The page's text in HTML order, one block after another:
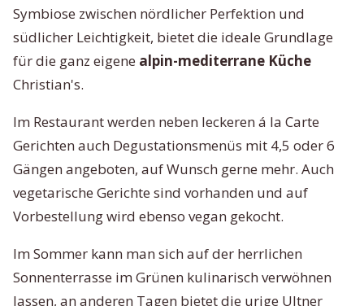
Symbiose zwischen nördlicher Perfektion und
südlicher Leichtigkeit, bietet die ideale Grundlage
für die ganz eigene alpin-mediterrane Küche
Christian's.
Im Restaurant werden neben leckeren á la Carte
Gerichten auch Degustationsmenüs mit 4,5 oder 6
Gängen angeboten, auf Wunsch gerne mehr. Auch
vegetarische Gerichte sind vorhanden und auf
Vorbestellung wird ebenso vegan gekocht.
Im Sommer kann man sich auf der herrlichen
Sonnenterrasse im Grünen kulinarisch verwöhnen
lassen, an anderen Tagen bietet die urige Ultner